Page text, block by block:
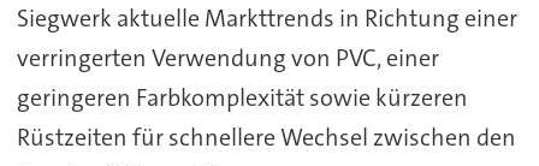
Siegwerk aktuelle Markttrends in Richtung einer
verringerten Verwendung von PVC, einer
geringeren Farbkomplexität sowie kürzeren
Rüstzeiten für schnellere Wechsel zwischen den